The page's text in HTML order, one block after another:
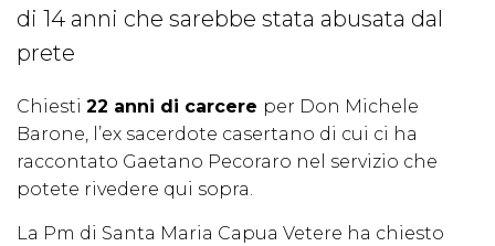
di 14 anni che sarebbe stata abusata dal
prete
Chiesti 22 anni di carcere per Don Michele
Barone, l’ex sacerdote casertano di cui ci ha
raccontato Gaetano Pecoraro nel servizio che
potete rivedere qui sopra.
La Pm di Santa Maria Capua Vetere ha chiesto